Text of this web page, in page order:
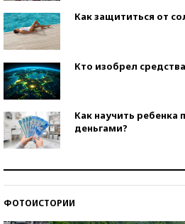
Как защититься от
Кто изобрел
Как научить ребенка
деньгами?
ФОТОИСТОРИИ